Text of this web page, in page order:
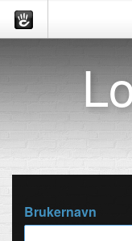
Brukernavn